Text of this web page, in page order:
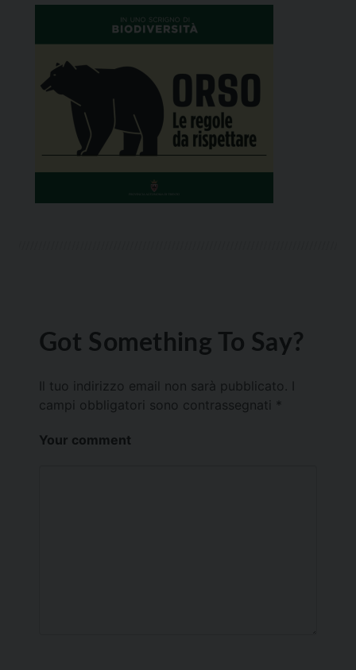
Got Something To Say?
Il tuo indirizzo email non sarà pubblicato.
campi obbligatori sono contrassegnati *
Your comment